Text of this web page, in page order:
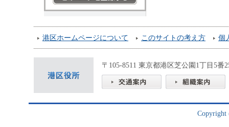
港区ホームページについて このサイトの考え方 個
〒105-8511 東京都港区芝公園1丁目5
Copyright